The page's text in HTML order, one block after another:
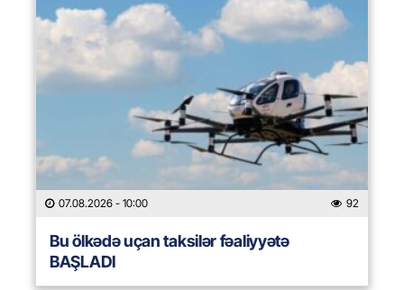
07.08.2026 - 10:00 92
Bu ölkədə uçan taksilər fəaliyyətə
BAŞLADI